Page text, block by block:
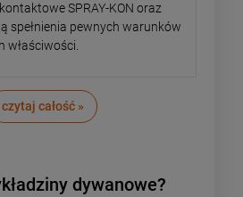
SPRAY-KON oraz
spełnienia pewnych warunków
właściwości.
czytaj całość »
dywanowe?